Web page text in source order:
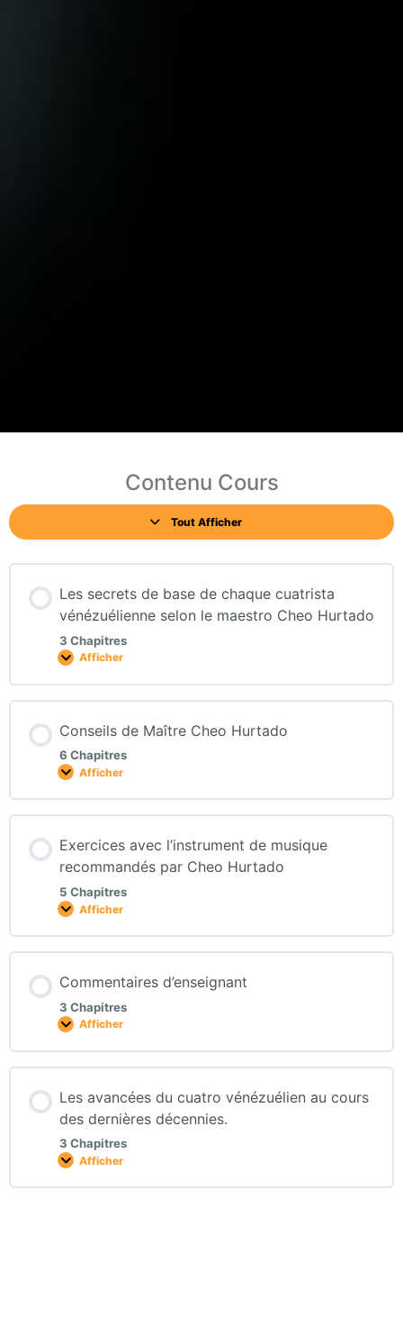
Contenu Cours
Tout Afficher
Les secrets de base de chaque cuatrista
vénézuélienne selon le maestro Cheo Hurtado
3 Chapitres
Afficher
Conseils de Maître Cheo Hurtado
6 Chapitres
Afficher
Exercices avec l’instrument de musique
recommandés par Cheo Hurtado
5 Chapitres
Afficher
Commentaires d’enseignant
3 Chapitres
Afficher
Les avancées du cuatro vénézuélien au cours
des dernières décennies.
3 Chapitres
Afficher